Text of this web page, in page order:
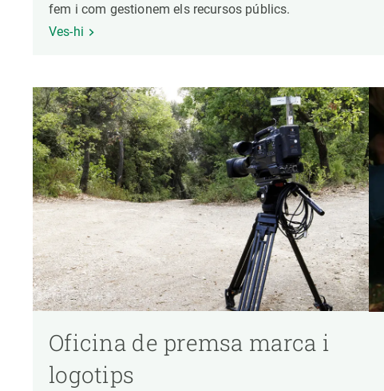
fem i com gestionem els recursos públics.
Ves-hi
Oficina de premsa marca i
logotips